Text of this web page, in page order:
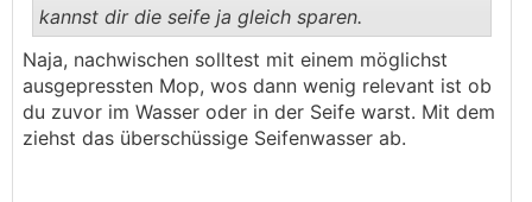
..
kannst dir die seife ja gleich sparen.
Naja, nachwischen solltest mit einem möglichst
ausgepressten Mop, wos dann wenig relevant ist ob
du zuvor im Wasser oder in der Seife warst. Mit dem
ziehst das überschüssige Seifenwasser ab.